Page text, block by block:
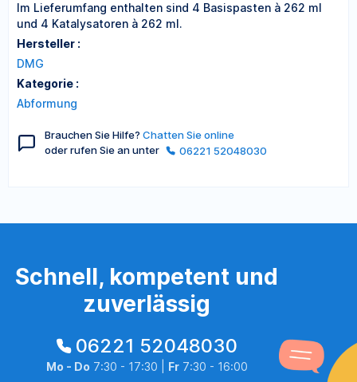
Im Lieferumfang enthalten sind 4 Basispasten à 262 ml
und 4 Katalysatoren à 262 ml.
Hersteller :
DMG
Kategorie :
Abformung
Brauchen Sie Hilfe? Chatten Sie online
oder rufen Sie an unter
06221 52048030
Schnell, kompetent und
zuverlässig
06221 52048030
Mo - Do 7:30 - 17:30 | Fr7:30 - 16:00